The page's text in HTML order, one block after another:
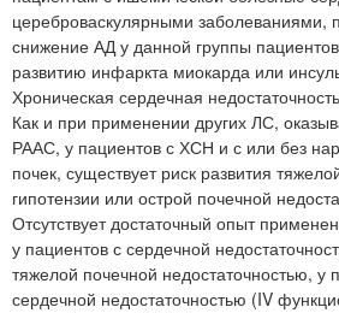
цереброваскулярными заболеваниями,
снижение АД у данной группы
развитию инфаркта миокарда или
Хроническая сердечная
Как и при применении других ЛС,
РААС, у пациентов с ХСН и с или без
почек, существует риск развития
гипотензии или острой почечной
Отсутствует достаточный опыт
у пациентов с сердечной
тяжелой почечной недостаточностью, у
сердечной недостаточностью (IV